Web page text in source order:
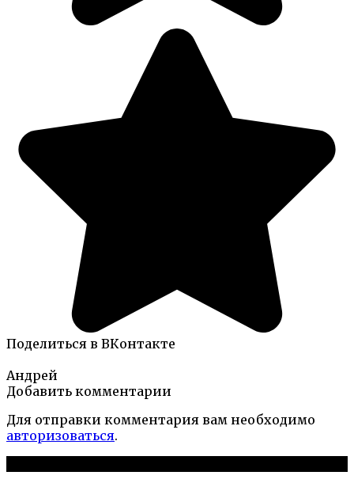
Поделиться в ВКонтакте
Андрей
Добавить комментарии
Для отправки комментария вам необходимо
авторизоваться.